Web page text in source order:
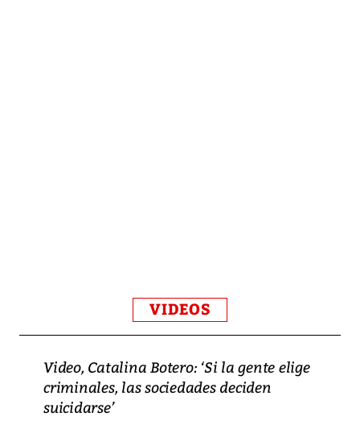
VIDEOS
Video, Catalina Botero: ‘Si la gente elige
criminales, las sociedades deciden
suicidarse’